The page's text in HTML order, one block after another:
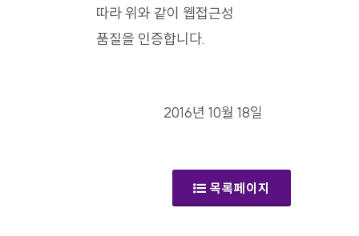
따라 위와 같이 웹접근성
품질을 인증합니다.
2016년 10월 18일
목록페이지